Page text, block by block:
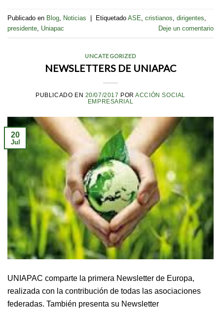
Publicado en Blog Noticias Etiquetado ASE cristianos dirigentes
presidente Uniapac Deje un comentario
UNCATEGORIZED
NEWSLETTERS DE UNIAPAC
PUBLICADO EN 20/07/2017 PORACCIÓN SOCIAL
EMPRESARIAL
20
Jul
UNIAPAC comparte la primera Newsletter de Europa,
realizada con la contribución de todas las asociaciones
federadas. También presenta su Newsletter